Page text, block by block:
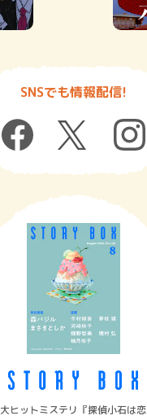
SNSでも情報配信!
大ヒットミステリ『探偵小石は恋